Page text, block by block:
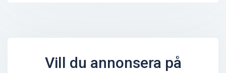
Vill du annonsera på